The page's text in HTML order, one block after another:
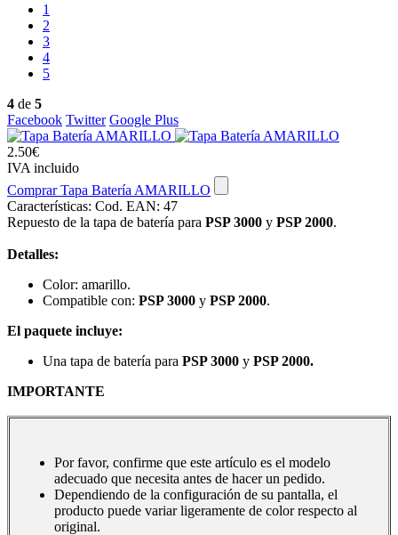
1
2
3
4
5
4 de 5
Facebook Twitter Google Plus
2.50€
IVA incluido
Comprar Tapa Batería AMARILLO
Características: Cod. EAN: 47
Repuesto de la tapa de batería para PSP 3000 y PSP 2000.
Detalles:
Color: amarillo.
Compatible con: PSP 3000 y PSP 2000.
El paquete incluye:
Una tapa de batería para PSP 3000 y PSP 2000.
IMPORTANTE
Por favor, confirme que este artículo es el modelo
adecuado que necesita antes de hacer un pedido.
Dependiendo de la configuración de su pantalla, el
producto puede variar ligeramente de color respecto al
original.